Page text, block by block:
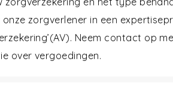
zorgverlener in een
Neem contact op
over vergoedingen.